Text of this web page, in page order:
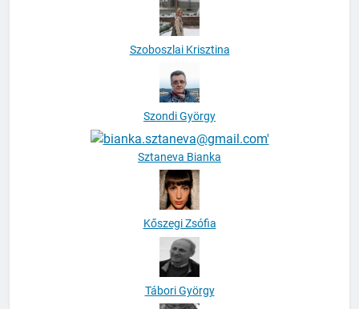
Szoboszlai Krisztina
Szondi György
Sztaneva Bianka
Kőszegi Zsófia
Tábori György